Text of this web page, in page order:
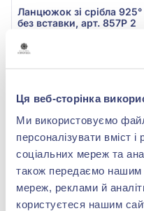
Ця веб-сторінка
Ми використовуємо
персоналізувати вміст і
соціальних мереж та
також передаємо нашим
мереж, реклами й
користуєтеся нашим
Ланцюжок зі срібла 925°
без вставки, арт. 857Р 2
3 005,40 грн
Купити